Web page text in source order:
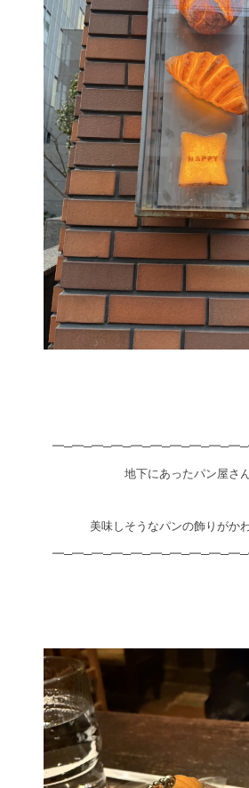
地下にあったパン屋さん
美味しそうなパンの飾りがか